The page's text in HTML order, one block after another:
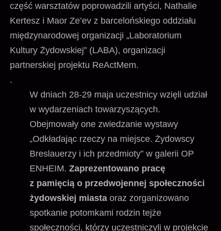
część warsztatów poprowadzili artyści, Nathalie
Kertesz i Maor Ze’ev z barcelońskiego oddziału
międzynarodowej organizacji „Laboratorium
Kultury Żydowskiej” (LABA), organizacji
partnerskiej projektu ReActMem.
.
W dniach 28-29 maja uczestnicy wzięli udział
w wydarzeniach towarzyszących.
Obejmowały one zwiedzanie wystawy
„Odkładając rzeczy na miejsce. Żydowscy
Breslauerzy i ich przedmioty” w galerii OP
ENHEIM. Zaprezentowano pracę
z pamięcią o przedwojennej społeczności
żydowskiej miasta oraz zorganizowano
spotkanie potomkami rodzin tejże
społeczności, którzy uczestniczyli w projekcie